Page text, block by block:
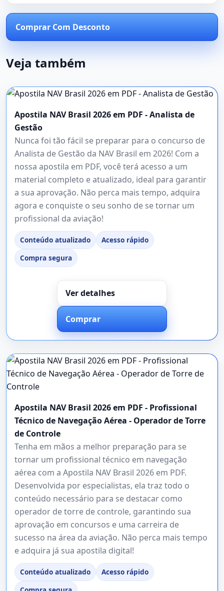
Comprar Com Desconto
Veja também
Apostila NAV Brasil 2026 em PDF - Analista de
Gestão
Nunca foi tão fácil se preparar para o concurso de
Analista de Gestão da NAV Brasil em 2026! Com a
nossa apostila em PDF, você terá acesso a um
material completo e atualizado, ideal para garantir
a sua aprovação. Não perca mais tempo, adquira
agora e conquiste o seu sonho de se tornar um
profissional da aviação!
Conteúdo atualizado
Acesso rápido
Compra segura
Ver detalhes
Comprar
Apostila NAV Brasil 2026 em PDF - Profissional
Técnico de Navegação Aérea - Operador de Torre
de Controle
Tenha em mãos a melhor preparação para se
tornar um profissional técnico em navegação
aérea com a Apostila NAV Brasil 2026 em PDF.
Desenvolvida por especialistas, ela traz todo o
conteúdo necessário para se destacar como
operador de torre de controle, garantindo sua
aprovação em concursos e uma carreira de
sucesso na área da aviação. Não perca mais tempo
e adquira já sua apostila digital!
Conteúdo atualizado
Acesso rápido